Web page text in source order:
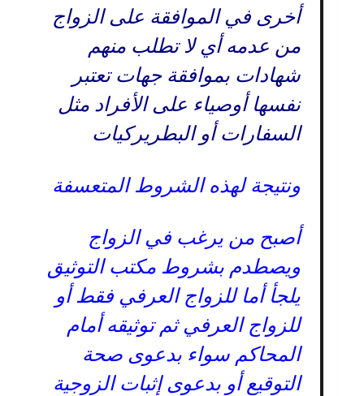
أخرى في الموافقة على الزواج
من عدمه أي لا تطلب منهم
شهادات بموافقة جهات تعتبر
نفسها أوصياء على الأفراد مثل
السفارات أو البطريركيات
ونتيجة لهذه الشروط المتعسفة
أصبح من يرغب في الزواج
ويصطدم بشروط مكتب التوثيق
يلجأ أما للزواج العرفي فقط أو
للزواج العرفي ثم توثيقه أمام
المحاكم سواء بدعوى صحة
التوقيع أو بدعوى إثبات الزوجية